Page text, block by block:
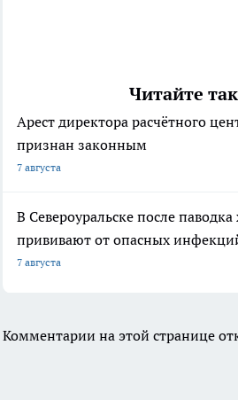
Читайте
Арест директора расчётного
признан законным
7 августа
В Североуральске после
прививают от опасных
7 августа
Комментарии на этой странице